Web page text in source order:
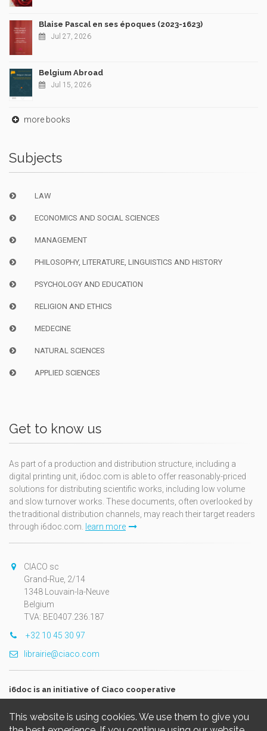
This website is using cookies. We use them to give you
Blaise Pascal en ses époques (2023-1623)
Jul 27, 2026
Belgium Abroad
Jul 15, 2026
more books
Subjects
LAW
ECONOMICS AND SOCIAL SCIENCES
MANAGEMENT
PHILOSOPHY, LITERATURE, LINGUISTICS AND HISTORY
PSYCHOLOGY AND EDUCATION
RELIGION AND ETHICS
MEDECINE
NATURAL SCIENCES
APPLIED SCIENCES
Get to know us
As part of a production and distribution structure, including a
digital printing unit, i6doc.com is able to offer reasonably-priced
solutions for distributing scientific works, including low volume
and slow turnover works. These documents, often overlooked by
the traditional distribution channels, may reach their target readers
through i6doc.com. learn more
CIACO sc
Grand-Rue, 2/14
1348 Louvain-la-Neuve
Belgium
TVA: BE0407.236.187
+32 10 45 30 97
librairie@ciaco.com
i6doc is an initiative of Ciaco cooperative